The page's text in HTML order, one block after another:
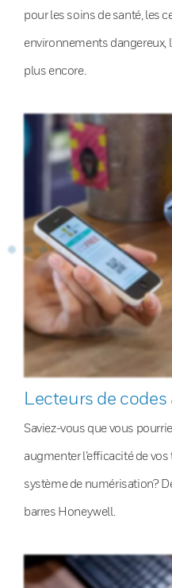
pour les soins de santé, les
environnements dangereux,
plus encore.
Lecteurs de codes
Saviez-vous que vous
augmenter l’efficacité de
système de numérisation?
barres Honeywell.